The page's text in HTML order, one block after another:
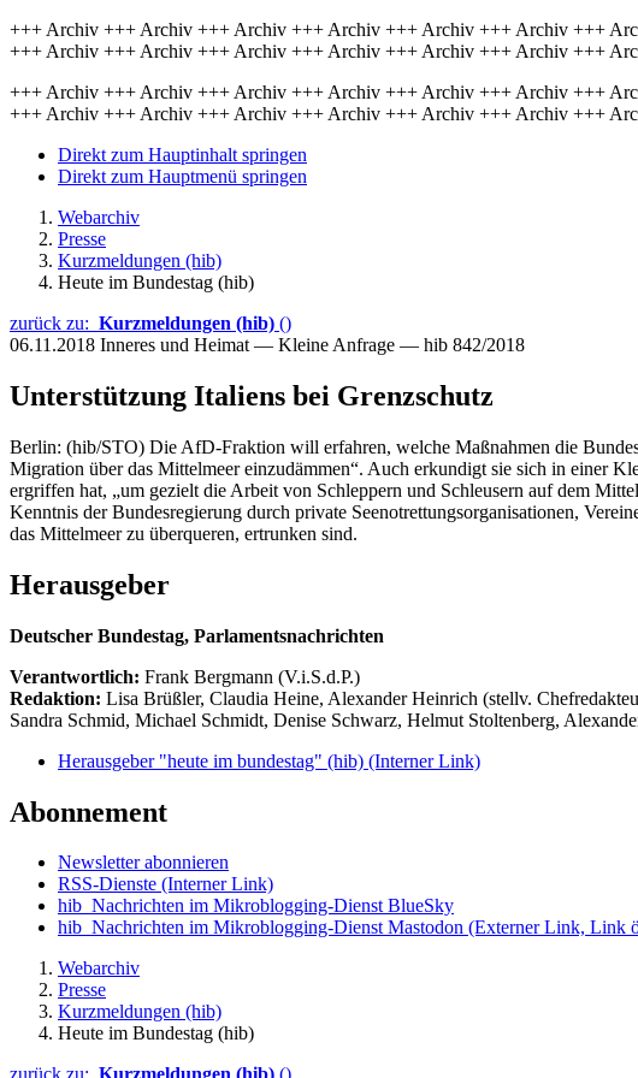
+++ Archiv +++ Archiv +++ Archiv +++ Archiv +++ Archiv +++ Archiv +++
+++ Archiv +++ Archiv +++ Archiv +++ Archiv +++ Archiv +++ Archiv +++
+++ Archiv +++ Archiv +++ Archiv +++ Archiv +++ Archiv +++ Archiv +++
+++ Archiv +++ Archiv +++ Archiv +++ Archiv +++ Archiv +++ Archiv +++
Direkt zum Hauptinhalt springen
Direkt zum Hauptmenü springen
Webarchiv
Presse
Kurzmeldungen (hib)
Heute im Bundestag (hib)
zurück zu: Kurzmeldungen (hib) ()
06.11.2018 Inneres und Heimat — Kleine Anfrage — hib 842/2018
Unterstützung Italiens bei Grenzschutz
Berlin: (hib/STO) Die AfD-Fraktion will erfahren, welche Maßnahmen die
Migration über das Mittelmeer einzudämmen“. Auch erkundigt sie sich in einer
ergriffen hat, „um gezielt die Arbeit von Schleppern und Schleusern auf dem
Kenntnis der Bundesregierung durch private Seenotrettungsorganisationen,
das Mittelmeer zu überqueren, ertrunken sind.
Herausgeber
Deutscher Bundestag, Parlamentsnachrichten
Verantwortlich: Frank Bergmann (V.i.S.d.P.)
Redaktion: Lisa Brüßler, Claudia Heine, Alexander Heinrich (stellv.
Sandra Schmid, Michael Schmidt, Denise Schwarz, Helmut Stoltenberg,
Herausgeber "heute im bundestag" (hib) (Interner Link)
Abonnement
Newsletter abonnieren
RSS-Dienste (Interner Link)
hib_Nachrichten im Mikroblogging-Dienst BlueSky
hib_Nachrichten im Mikroblogging-Dienst Mastodon (Externer Link, Link
Webarchiv
Presse
Kurzmeldungen (hib)
Heute im Bundestag (hib)